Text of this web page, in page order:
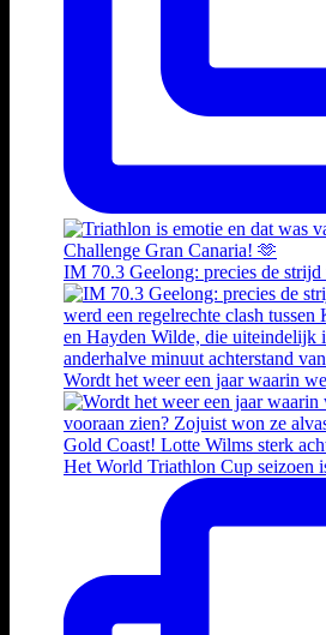
IM 70.3 Geelong: precies de strijd
Wordt het weer een jaar waarin
Het World Triathlon Cup seizoen